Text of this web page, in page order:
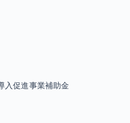
入促進事業補助金